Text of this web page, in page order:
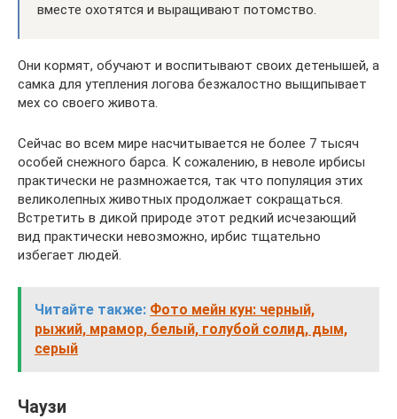
вместе охотятся и выращивают потомство.
Они кормят, обучают и воспитывают своих детенышей, а
самка для утепления логова безжалостно выщипывает
мех со своего живота.
Сейчас во всем мире насчитывается не более 7 тысяч
особей снежного барса. К сожалению, в неволе ирбисы
практически не размножается, так что популяция этих
великолепных животных продолжает сокращаться.
Встретить в дикой природе этот редкий исчезающий
вид практически невозможно, ирбис тщательно
избегает людей.
Читайте также: Фото мейн кун: черный,
рыжий, мрамор, белый, голубой солид, дым,
серый
Чаузи